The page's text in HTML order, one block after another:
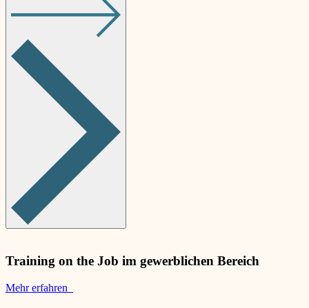
Training on the Job im gewerblichen Bereich
Mehr erfahren